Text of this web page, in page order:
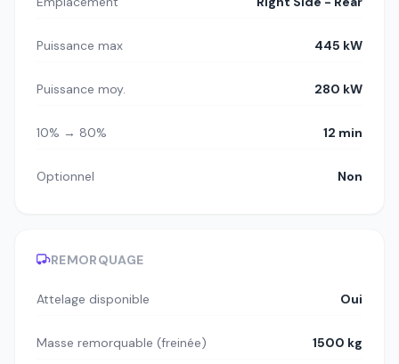
Puissance max 445 kW
Puissance moy. 280 kW
10% → 80% 12 min
Optionnel Non
REMORQUAGE
Attelage disponible Oui
Masse remorquable (freinée) 1500 kg